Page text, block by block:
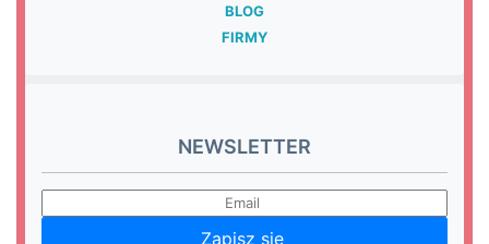
BLOG
FIRMY
NEWSLETTER
Zapisz się